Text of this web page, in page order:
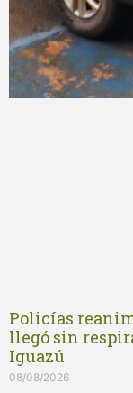
Policías
llegó sin
Iguazú
08/08/2026